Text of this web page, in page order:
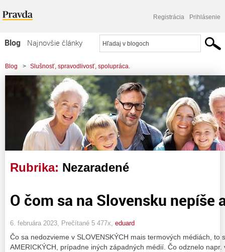
Registrácia Prihlásenie
Blog
Najnovšie články
Najčítanejšie články
Najkomentovanejšie články
Zoznam blogov
Komerčné blogy
Blog > Slušnosť, spravodlivosť, spolupráca.
Rubrika: Nezaradené
O čom sa na Slovensku nepíše
6. februára 2023, Prečítané 5 477x, eduard
Čo sa nedozvieme v SLOVENSKÝCH mais termových médiách, to
AMERICKÝCH, prípadne iných západných médií. Čo odznelo